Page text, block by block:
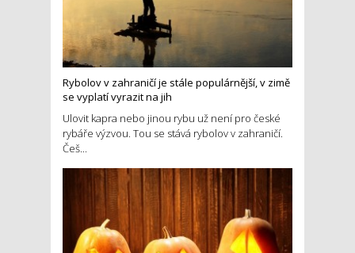
Rybolov v zahraničí je stále populárnější, v zimě
se vyplatí vyrazit na jih
Ulovit kapra nebo jinou rybu už není pro české
rybáře výzvou. Tou se stává rybolov v zahraničí.
Češ...